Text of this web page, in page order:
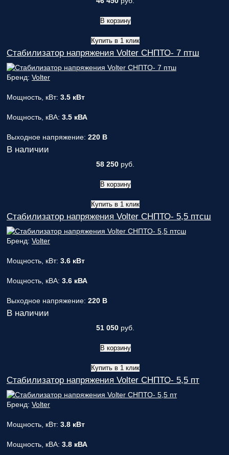
В корзину
Купить в 1 клик
Стабилизатор напряжения Volter СНПТО- 7 птш
Бренд: Volter
Мощность, кВт: 3.5 кВт
Мощность, кВА: 3.5 кВА
Выходное напряжение: 220 В
В наличии
58 250 руб.
В корзину
Купить в 1 клик
Стабилизатор напряжения Volter СНПТО- 5,5 птсш
Бренд: Volter
Мощность, кВт: 3.6 кВт
Мощность, кВА: 3.6 кВА
Выходное напряжение: 220 В
В наличии
51 050 руб.
В корзину
Купить в 1 клик
Стабилизатор напряжения Volter СНПТО- 5,5 пт
Бренд: Volter
Мощность, кВт: 3.8 кВт
Мощность, кВА: 3.8 кВА